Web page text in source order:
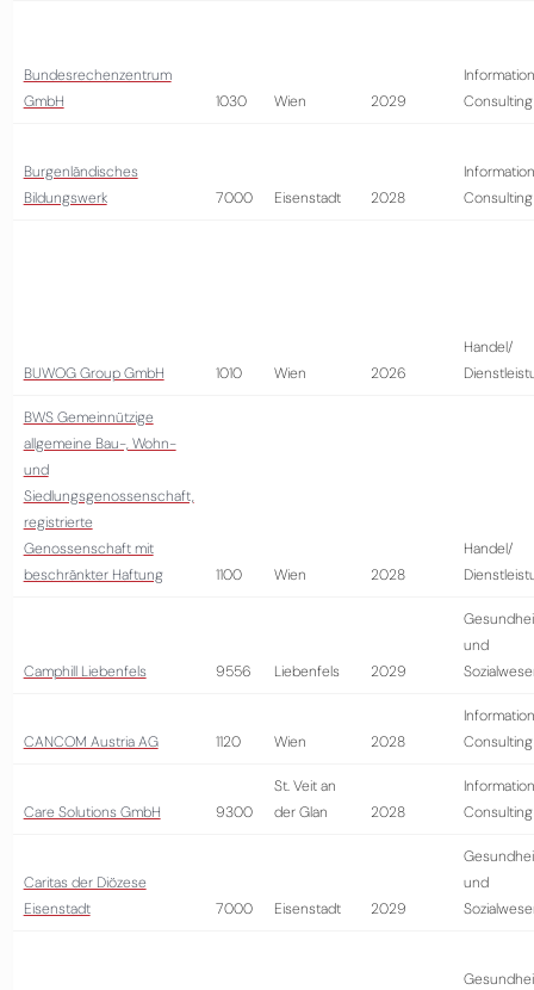
Bundesrechenzentrum
GmbH
1030 Wien 2029
Consulting
Burgenländisches
Bildungswerk
7000 Eisenstadt 2028
Consulting
BUWOG Group GmbH 1010 Wien 2026
Handel/
BWS Gemeinnützige
allgemeine Bau-, Wohn-
und
Siedlungsgenossenschaft,
registrierte
Genossenschaft mit
beschränkter Haftung
1100 Wien 2028
Handel/
Camphill Liebenfels 9556 Liebenfels 2029
und
CANCOM Austria AG 1120 Wien 2028
Consulting
Care Solutions GmbH 9300
St. Veit an
der Glan
2028
Consulting
Caritas der Diözese
Eisenstadt
7000 Eisenstadt 2029
und